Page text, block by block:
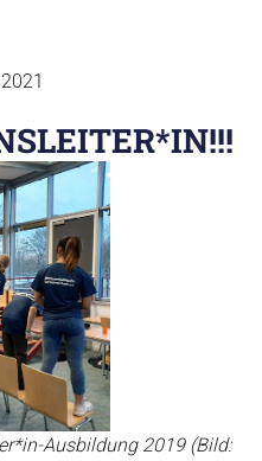
Ausbildung 2019 (Bild: